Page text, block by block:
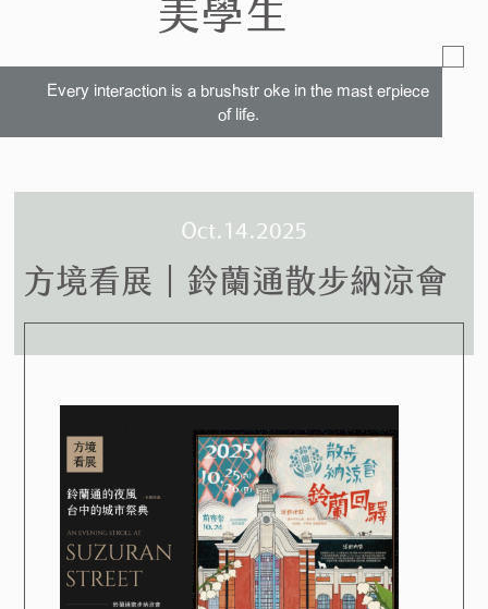
美學生活
Every interaction is a brushstr oke in the mast erpiece
of life.
Oct.14.2025
方境看展｜鈴蘭通散步納涼會